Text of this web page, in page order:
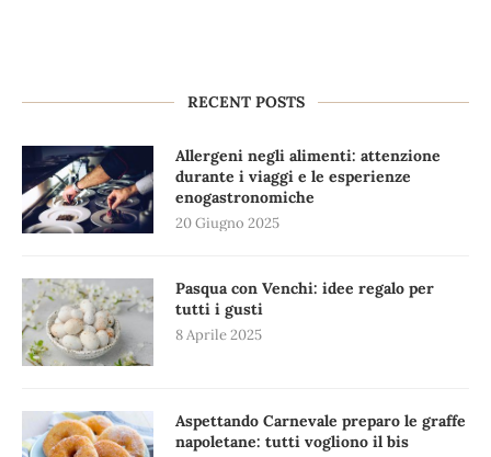
RECENT POSTS
Allergeni negli alimenti: attenzione
durante i viaggi e le esperienze
enogastronomiche
20 Giugno 2025
Pasqua con Venchi: idee regalo per
tutti i gusti
8 Aprile 2025
Aspettando Carnevale preparo le graffe
napoletane: tutti vogliono il bis